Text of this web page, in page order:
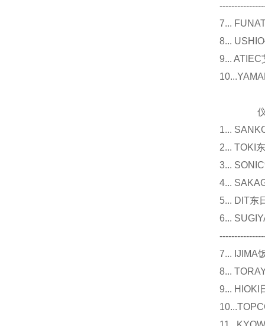
7...
8...
9...
仪器
1...
2... TOKI
3...
4...
5... DIT东
6...
7... IJIMA
8...
9... HIOKI